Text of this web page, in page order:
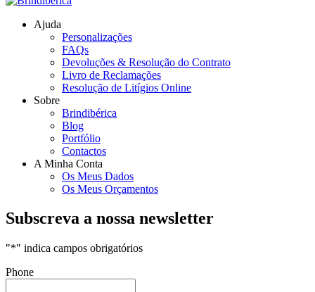
Ajuda
Personalizações
FAQs
Devoluções & Resolução do Contrato
Livro de Reclamações
Resolução de Litígios Online
Sobre
Brindibérica
Blog
Portfólio
Contactos
A Minha Conta
Os Meus Dados
Os Meus Orçamentos
Subscreva a nossa newsletter
"*" indica campos obrigatórios
Phone